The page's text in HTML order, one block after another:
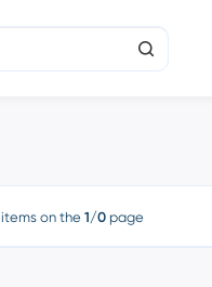
items on the 1/0page